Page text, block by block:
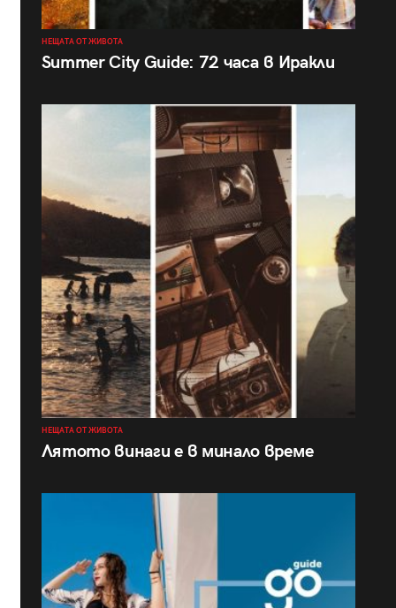
НЕЩАТА ОТ ЖИВОТА
Summer City Guide: 72 часа в Иракли
НЕЩАТА ОТ ЖИВОТА
Лятото винаги е в минало време